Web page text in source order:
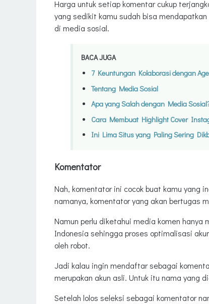
Harga untuk setiap komentar cukup
yang sedikit kamu sudah bisa
di media sosial.
BACA JUGA
7 Keuntungan Kolaborasi dengan
Tentang Media Sosial
Apa yang Salah dengan Media
Cara Membuat Highlight Cover
Ini Lima Situs yang Paling Sering
Komentator
Nah, komentator ini cocok buat kamu yang
namanya, komentator yang akan bertugas
Namun perlu diketahui media komen
Indonesia sehingga proses optimalisasi
oleh robot.
Jadi kalau ingin mendaftar sebagai
merupakan akun asli. Untuk itu nama yang
Setelah lolos seleksi sebagai komentator